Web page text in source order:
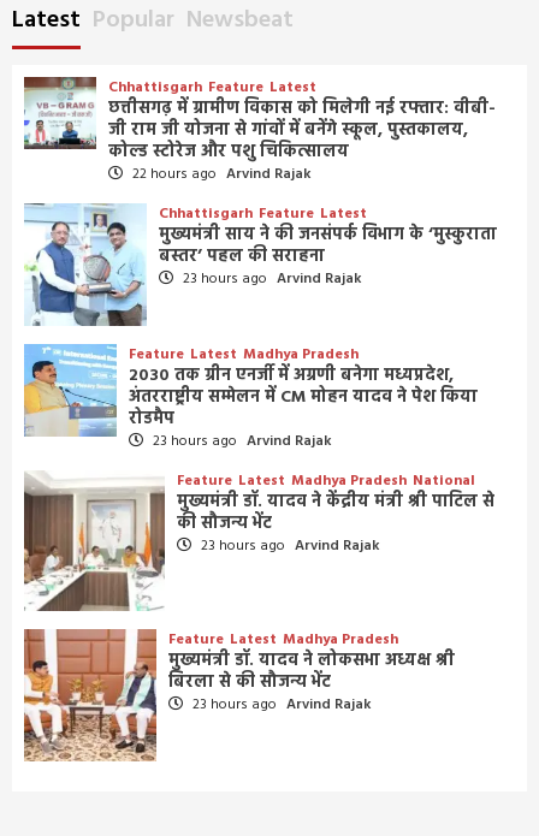
Latest Popular Newsbeat
Chhattisgarh Feature Latest
छत्तीसगढ़ में ग्रामीण विकास को मिलेगी नई रफ्तार: वीबी-
जी राम जी योजना से गांवों में बनेंगे स्कूल, पुस्तकालय,
कोल्ड स्टोरेज और पशु चिकित्सालय
22 hours ago Arvind Rajak
Chhattisgarh Feature Latest
मुख्यमंत्री साय ने की जनसंपर्क विभाग के ‘मुस्कुराता
बस्तर’ पहल की सराहना
23 hours ago Arvind Rajak
Feature Latest Madhya Pradesh
2030 तक ग्रीन एनर्जी में अग्रणी बनेगा मध्यप्रदेश,
अंतरराष्ट्रीय सम्मेलन में CM मोहन यादव ने पेश किया
रोडमैप
23 hours ago Arvind Rajak
Feature Latest Madhya Pradesh National
मुख्यमंत्री डॉ. यादव ने केंद्रीय मंत्री श्री पाटिल से
की सौजन्य भेंट
23 hours ago Arvind Rajak
Feature Latest Madhya Pradesh
मुख्यमंत्री डॉ. यादव ने लोकसभा अध्यक्ष श्री
बिरला से की सौजन्य भेंट
23 hours ago Arvind Rajak